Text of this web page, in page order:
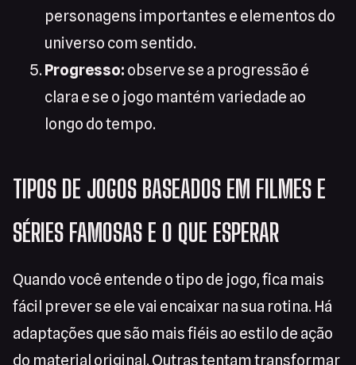
personagens importantes e elementos do
universo com sentido.
Progresso: observe se a progressão é
clara e se o jogo mantém variedade ao
longo do tempo.
TIPOS DE JOGOS BASEADOS EM FILMES E
SÉRIES FAMOSAS E O QUE ESPERAR
Quando você entende o tipo de jogo, fica mais
fácil prever se ele vai encaixar na sua rotina. Há
adaptações que são mais fiéis ao estilo de ação
do material original. Outras tentam transformar